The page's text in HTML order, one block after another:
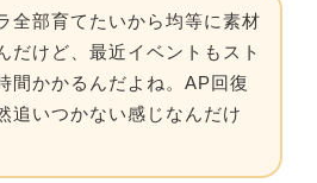
全部育てたいから均等に素材
だけど、最近イベントもスト
間かかるんだよね。AP回復
追いつかない感じなんだけ